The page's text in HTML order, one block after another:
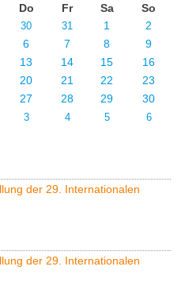
Do Fr Sa So
30 31 1 2
6 7 8 9
13 14 15 16
20 21 22 23
27 28 29 30
3 4 5 6
der 29. Internationalen
der 29. Internationalen